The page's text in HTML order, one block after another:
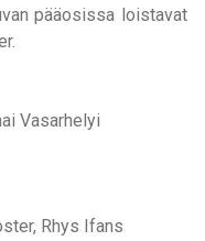
pääosissa loistavat
Vasarhelyi
Rhys Ifans